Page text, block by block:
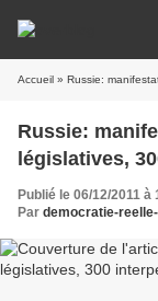
Accueil » Russie:
Russie:
législatives,
Publié le 06/12/2011 à
Par democratie-